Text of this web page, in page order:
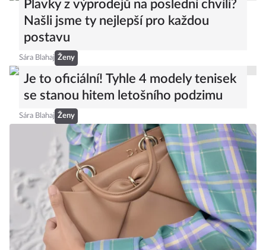
Plavky z výprodejů na poslední chvíli?
Našli jsme ty nejlepší pro každou
postavu
Sára Blahaj Ženy
Je to oficiální! Tyhle 4 modely tenisek
se stanou hitem letošního podzimu
Sára Blahaj Ženy